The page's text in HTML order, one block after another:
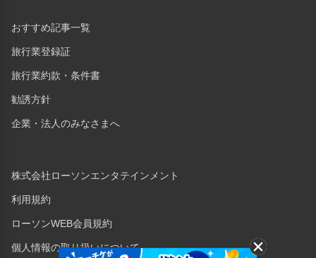
おすすめ記事一覧
旅行業登録証
旅行業約款・条件書
勧誘方針
企業・法人のみなさまへ
株式会社ローソンエンタテインメント
利用規約
ローソンWEB会員規約
個人情報の取り扱いについて